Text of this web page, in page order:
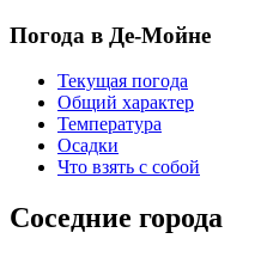
Погода в Де-Мойне
Текущая погода
Общий характер
Температура
Осадки
Что взять с собой
Соседние города